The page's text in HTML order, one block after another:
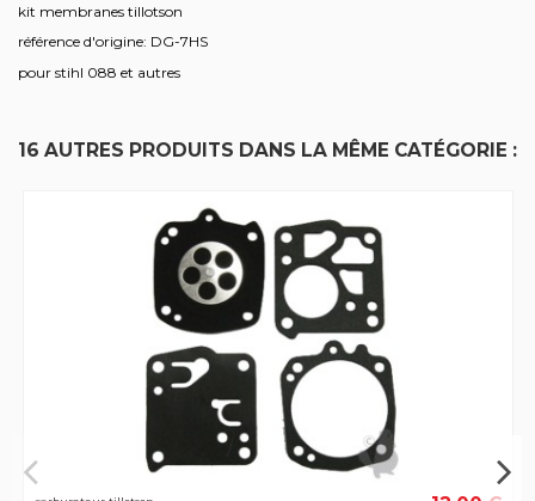
kit membranes tillotson
référence d'origine: DG-7HS
pour stihl 088 et autres
16 AUTRES PRODUITS DANS LA MÊME CATÉGORIE :